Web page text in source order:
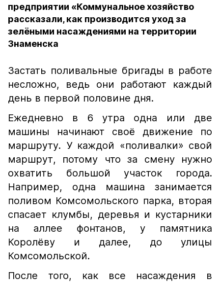
предприятии «Коммунальное хозяйство
рассказали, как производится уход за
зелёными насаждениями на территории
Знаменска
Застать поливальные бригады в работе
несложно, ведь они работают каждый
день в первой половине дня.
Ежедневно в 6 утра одна или две
машины начинают своё движение по
маршруту. У каждой «поливалки» свой
маршрут, потому что за смену нужно
охватить большой участок города.
Например, одна машина занимается
поливом Комсомольского парка, вторая
спасает клумбы, деревья и кустарники
на аллее фонтанов, у памятника
Королёву и далее, до улицы
Комсомольской.
После того, как все насаждения в